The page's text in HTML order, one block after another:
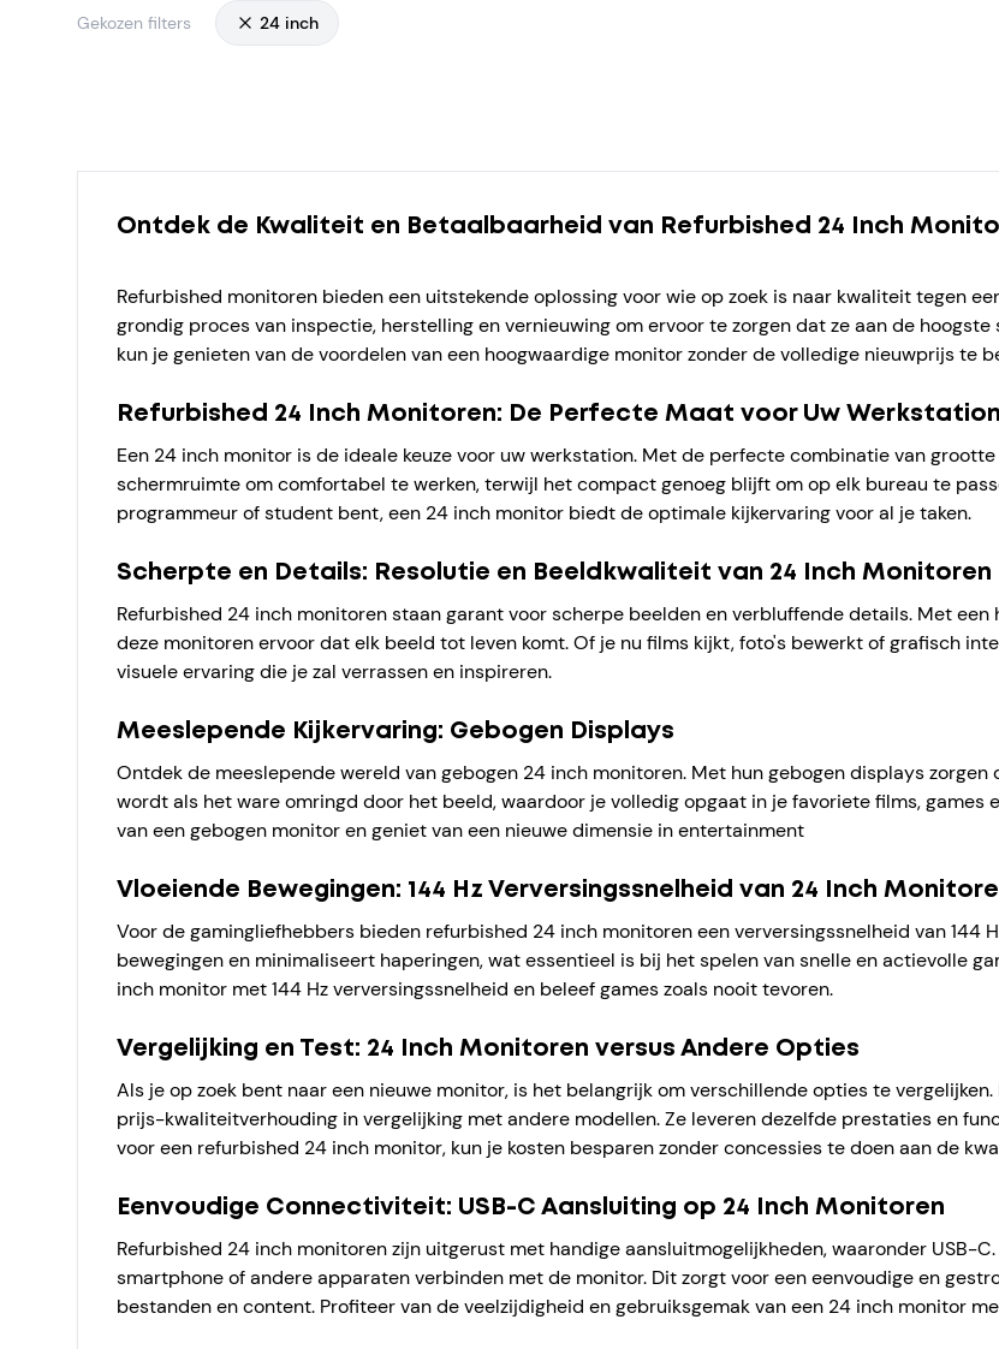
Gekozen filters 24 inch
Ontdek de Kwaliteit en Betaalbaarheid van Refurbished 24 Inch
Refurbished monitoren bieden een uitstekende oplossing voor wie op zoek is naar kwaliteit tegen
grondig proces van inspectie, herstelling en vernieuwing om ervoor te zorgen dat ze aan de
kun je genieten van de voordelen van een hoogwaardige monitor zonder de volledige nieuwprijs te
Refurbished 24 Inch Monitoren: De Perfecte Maat voor Uw Werkstation
Een 24 inch monitor is de ideale keuze voor uw werkstation. Met de perfecte combinatie van
schermruimte om comfortabel te werken, terwijl het compact genoeg blijft om op elk bureau te
programmeur of student bent, een 24 inch monitor biedt de optimale kijkervaring voor al je taken.
Scherpte en Details: Resolutie en Beeldkwaliteit van 24 Inch Monitoren
Refurbished 24 inch monitoren staan garant voor scherpe beelden en verbluffende details. Met
deze monitoren ervoor dat elk beeld tot leven komt. Of je nu films kijkt, foto's bewerkt of grafisch
visuele ervaring die je zal verrassen en inspireren.
Meeslepende Kijkervaring: Gebogen Displays
Ontdek de meeslepende wereld van gebogen 24 inch monitoren. Met hun gebogen displays
wordt als het ware omringd door het beeld, waardoor je volledig opgaat in je favoriete films,
van een gebogen monitor en geniet van een nieuwe dimensie in entertainment
Vloeiende Bewegingen: 144 Hz Verversingssnelheid van 24 Inch
Voor de gamingliefhebbers bieden refurbished 24 inch monitoren een verversingssnelheid van 144
bewegingen en minimaliseert haperingen, wat essentieel is bij het spelen van snelle en actievolle
inch monitor met 144 Hz verversingssnelheid en beleef games zoals nooit tevoren.
Vergelijking en Test: 24 Inch Monitoren versus Andere Opties
Als je op zoek bent naar een nieuwe monitor, is het belangrijk om verschillende opties te
prijs-kwaliteitverhouding in vergelijking met andere modellen. Ze leveren dezelfde prestaties en
voor een refurbished 24 inch monitor, kun je kosten besparen zonder concessies te doen aan de
Eenvoudige Connectiviteit: USB-C Aansluiting op 24 Inch Monitoren
Refurbished 24 inch monitoren zijn uitgerust met handige aansluitmogelijkheden, waaronder USB-
smartphone of andere apparaten verbinden met de monitor. Dit zorgt voor een eenvoudige en
bestanden en content. Profiteer van de veelzijdigheid en gebruiksgemak van een 24 inch monitor